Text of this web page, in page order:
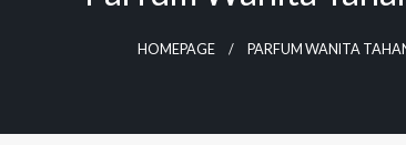
HOMEPAGE PARFUM WANITA